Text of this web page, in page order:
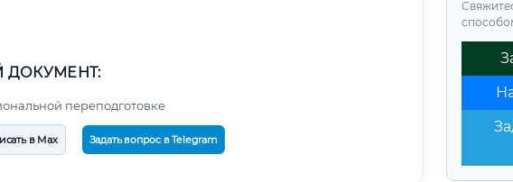
переподготовке
в Max Задать вопрос в Telegram